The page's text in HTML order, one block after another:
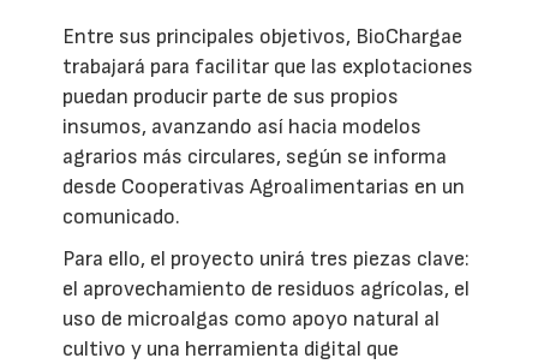
Entre sus principales objetivos, BioChargae
trabajará para facilitar que las explotaciones
puedan producir parte de sus propios
insumos, avanzando así hacia modelos
agrarios más circulares, según se informa
desde Cooperativas Agroalimentarias en un
comunicado.
Para ello, el proyecto unirá tres piezas clave:
el aprovechamiento de residuos agrícolas, el
uso de microalgas como apoyo natural al
cultivo y una herramienta digital que